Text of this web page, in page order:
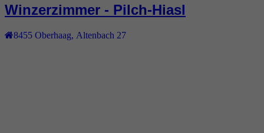
Winzerzimmer - Pilch-Hiasl
8455 Oberhaag Altenbach 27